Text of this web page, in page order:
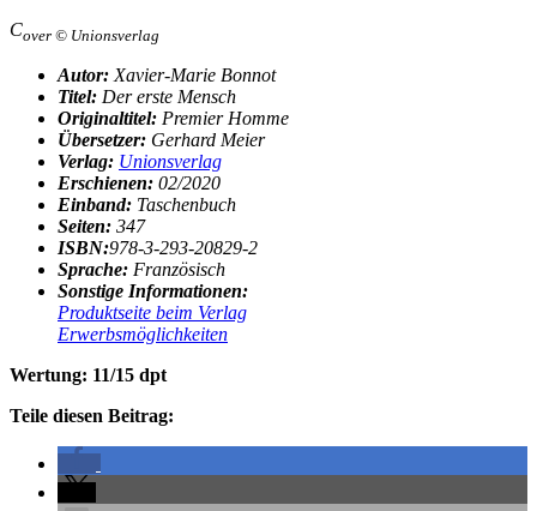
Cover © Unionsverlag
Autor: Xavier-Marie Bonnot
Titel: Der erste Mensch
Originaltitel: Premier Homme
Übersetzer: Gerhard Meier
Verlag: Unionsverlag
Erschienen: 02/2020
Einband: Taschenbuch
Seiten: 347
ISBN:978-3-293-20829-2
Sprache: Französisch
Sonstige Informationen:
Produktseite beim Verlag
Erwerbsmöglichkeiten
Wertung: 11/15 dpt
Teile diesen Beitrag: